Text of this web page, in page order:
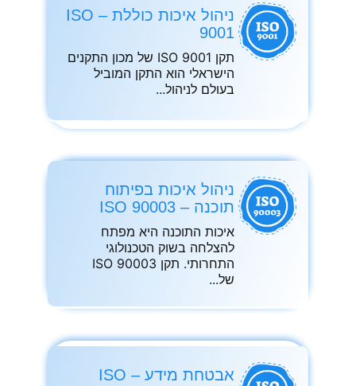
ניהול איכות כוללת – ISO
9001
תקן ISO 9001 של מכון התקנים
הישראלי הוא התקן המוביל
בעולם לניהול
ניהול איכות בפיתוח
תוכנה – ISO 90003
איכות התוכנה היא מפתח
להצלחה בשוק הטכנולוגי
התחרותי. תקן ISO 90003
של
אבטחת מידע – ISO